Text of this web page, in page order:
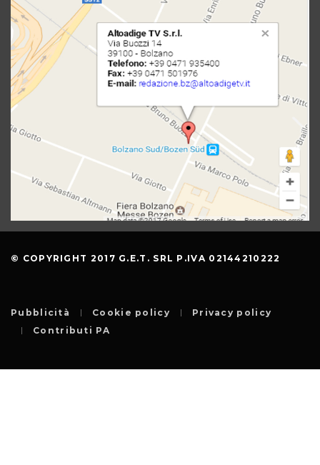
© COPYRIGHT 2017 G.E.T. SRL P.IVA 02144210222
Pubblicità Cookie policy
Privacy policy
Contributi PA